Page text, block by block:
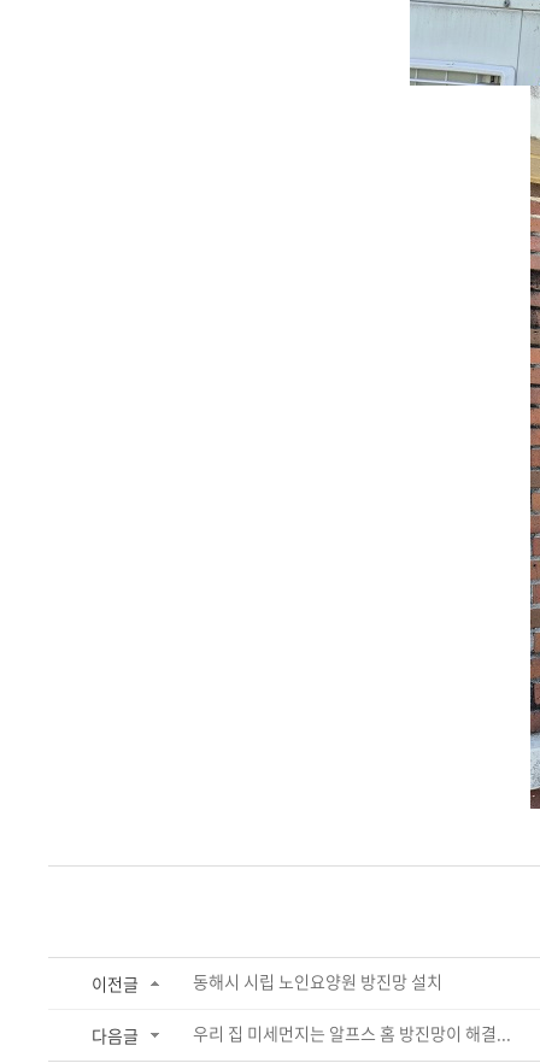
이전글 동해시 시립 노인요양원 방진망 설치
다음글 우리 집 미세먼지는 알프스 홈 방진망이 해결...